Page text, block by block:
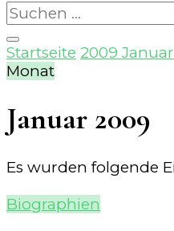
Suchen
nach:
Startseite 2009Januar
Monat
Januar 2009
Es wurden folgende
Biographien